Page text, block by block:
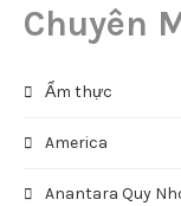
Chuyên
Ẩm thực
America
Anantara Quy